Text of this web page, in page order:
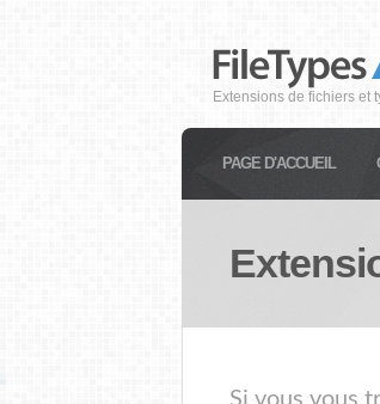
Extensions de fichiers et
PAGE D'ACCUEIL
Si vous vous